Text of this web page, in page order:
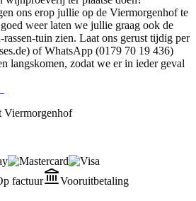
ons erop jullie op de Viermorgenhof te
weer laten we jullie graag ook de
tuin zien. Laat ons gerust tijdig per
of WhatsApp (0179 70 19 436)
langskomen, zodat we er in ieder geval
Viermorgenhof
factuur
Vooruitbetaling